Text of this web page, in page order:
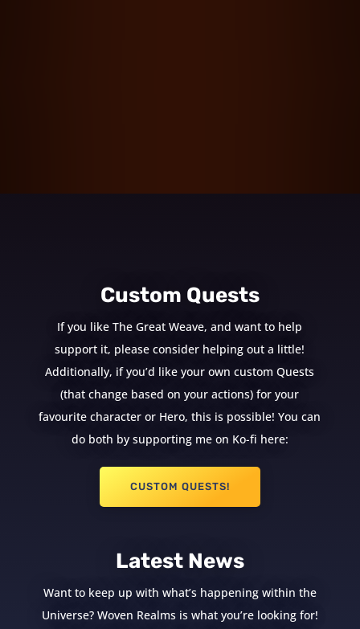
Custom Quests
If you like The Great Weave, and want to help
support it, please consider helping out a little!
Additionally, if you’d like your own custom Quests
(that change based on your actions) for your
favourite character or Hero, this is possible! You can
do both by supporting me on Ko-fi here:
CUSTOM QUESTS!
Latest News
Want to keep up with what’s happening within the
Universe? Woven Realms is what you’re looking for!